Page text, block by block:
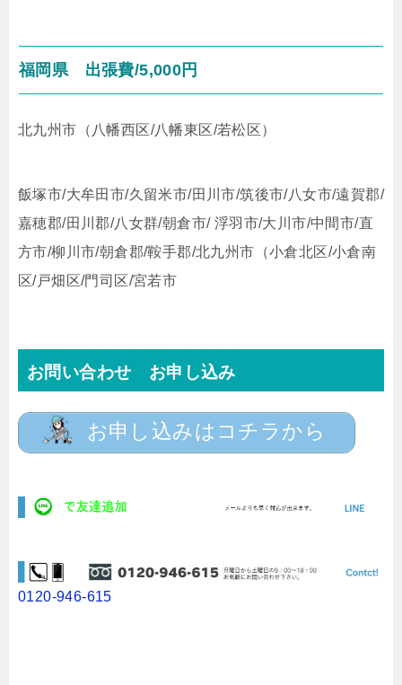
福岡県 出張費/5,000円
北九州市（八幡西区/八幡東区/若松区）
飯塚市/大牟田市/久留米市/田川市/筑後市/八女市/遠賀郡/
嘉穂郡/田川郡/八女群/朝倉市/ 浮羽市/大川市/中間市/直
方市/柳川市/朝倉郡/鞍手郡/北九州市（小倉北区/小倉南
区/戸畑区/門司区/宮若市
お問い合わせ お申し込み
お申し込みはコチラから
0120-946-615